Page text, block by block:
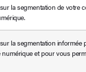
la segmentation de votre
la segmentation
et pour vous